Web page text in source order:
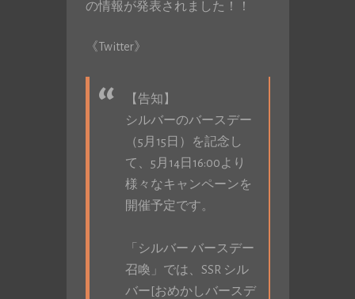
の情報が発表されました！！
《Twitter》
【告知】
シルバーのバースデー
（5月15日）を記念し
て、5月14日16:00より
様々なキャンペーンを
開催予定です。
「シルバー バースデー
召喚」では、SSR シル
バー[おめかしバースデ